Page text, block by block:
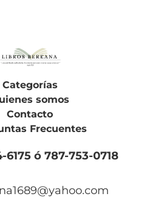
Categorías
somos
Contacto
Frecuentes
6175 ó 787-753-0718